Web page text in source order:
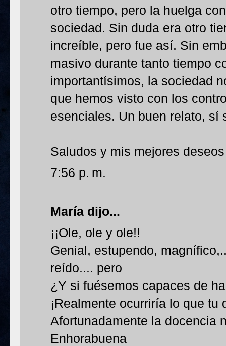
otro tiempo, pero la huelga
sociedad. Sin duda era otro
increíble, pero fue así. Sin
masivo durante tanto tiempo
importantísimos, la sociedad
que hemos visto con los
esenciales. Un buen relato, sí
Saludos y mis mejores
7:56 p. m.
María dijo...
¡¡Ole, ole y ole!!
Genial, estupendo,
reído.... pero
¿Y si fuésemos capaces de
¡Realmente ocurriría lo que tu
Afortunadamente la docencia
Enhorabuena